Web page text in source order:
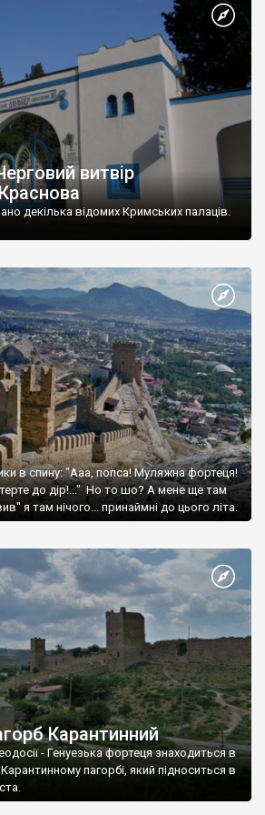
витвір
декілька відомих Кримських палаців.
в спину: "Ааа, попса! Муляжна фортеця!
до дір!..." Но то шо? А мене ще там
я там нічого... принаймні до цього літа.
Карантинний
- Генуезька фортеця знаходиться в
пагорбі, який підноситься в